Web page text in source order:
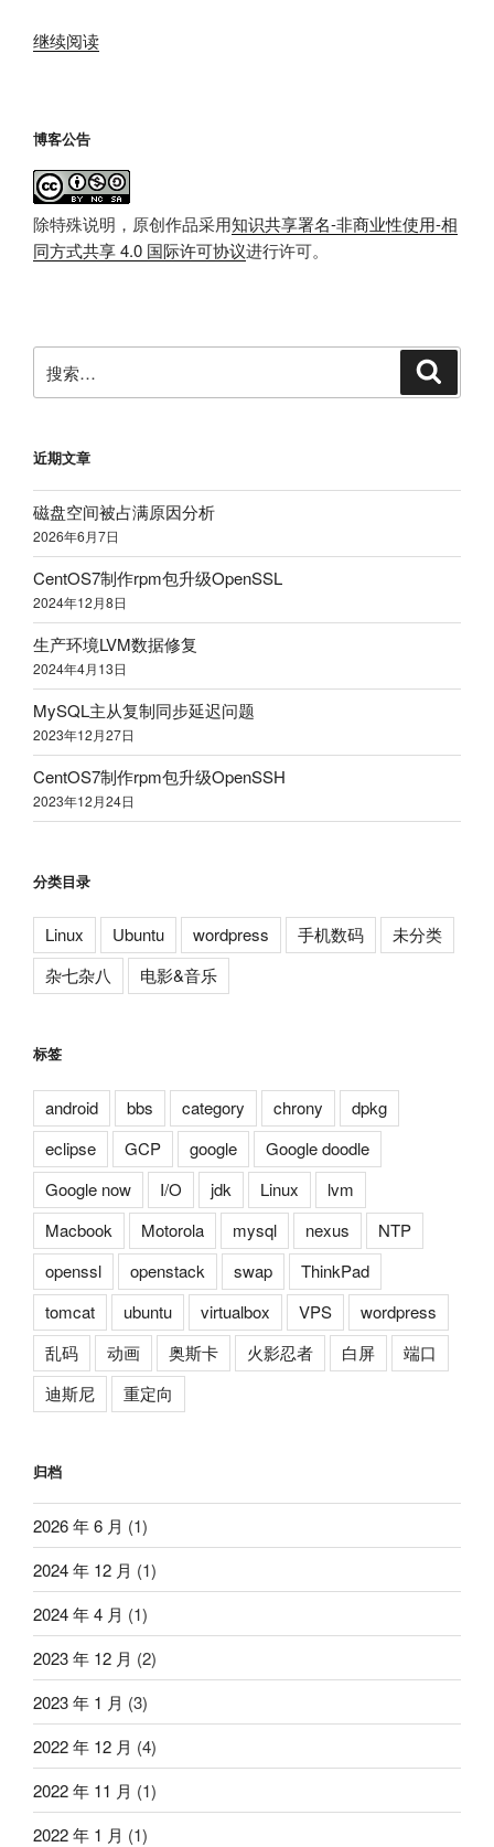
方
重
定
向”
继续阅读“虚
域
名
配
置
博客公告
除特殊说明，原创作品采用知识共享署名-非商业性使用-相
同方式共享 4.0 国际许可协议进行许可。
索：
近期文章
磁盘空间被占满原因分析
2026年6月7日
CentOS7制作rpm包升级OpenSSL
2024年12月8日
生产环境LVM数据修复
2024年4月13日
MySQL主从复制同步延迟问题
2023年12月27日
CentOS7制作rpm包升级OpenSSH
2023年12月24日
分类目录
Linux Ubuntu wordpress 手机数码
未分类
杂七杂八
电影&音乐
标签
android bbs category chrony
dpkg
eclipse
GCP google
Google doodle
Google now
I/O jdk Linux
lvm
Macbook
Motorola mysql nexus
NTP
openssl
openstack swap
ThinkPad
tomcat
ubuntu virtualbox VPS
wordpress
乱码
动画 奥斯卡 火影忍者 白屏
端口
迪斯尼
重定向
归档
2026 年 6 月 (1)
2024 年 12 月 (1)
2024 年 4 月 (1)
2023 年 12 月 (2)
2023 年 1 月 (3)
2022 年 12 月 (4)
2022 年 11 月 (1)
2022 年 1 月 (1)